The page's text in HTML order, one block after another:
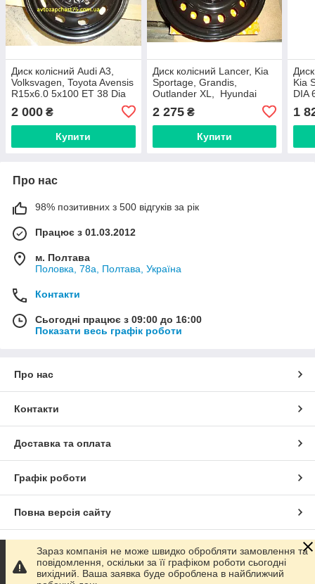
Диск колісний Audi A3,
Volksvagen, Toyota Avensis
R15x6.0 5x100 ET 38 Dia
57.1 (виробник Дорожня
карта)
2 000 ₴
Купити
Диск колісний Lancer, Kia
Sportage, Grandis,
Outlander XL, Hyundai
Tucson R17x6,5 5x114,3
ET40 Dia 67,1
2 275₴
Купити
Kia
DIA
1
Про нас
98% позитивних з 500 відгуків за рік
Працює з 01.03.2012
м. Полтава
Половка, 78а, Полтава, Україна
Контакти
Сьогодні працює з 09:00 до 16:00
Показати весь графік роботи
Про нас
Контакти
Доставка та оплата
Графік роботи
Повна версія сайту
Сайт створено на маркетплейсі Prom.ua
Політика конфіденційності
Зараз компанія не може швидко обробляти замовлення та
повідомлення, оскільки за її графіком роботи сьогодні
вихідний. Ваша заявка буде оброблена в найближчий